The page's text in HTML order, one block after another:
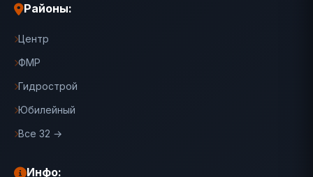
Районы:
Центр
ФМР
Гидрострой
Юбилейный
Все 32 →
Инфо: